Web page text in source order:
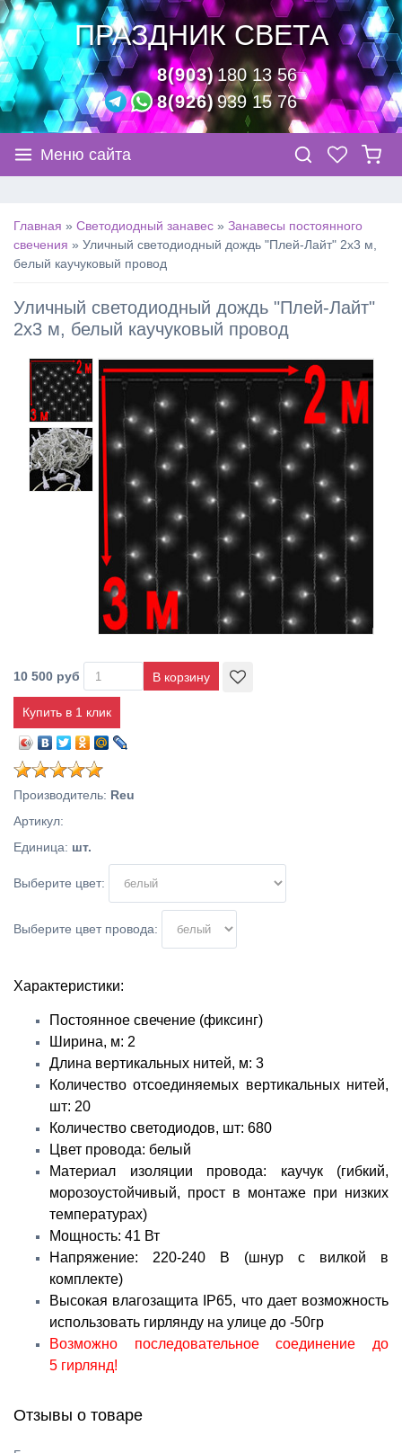
ПРАЗДНИК СВЕТА
8(903)180 13 56
8(926)939 15 76
Меню сайта
Главная » Светодиодный занавес » Занавесы постоянного
свечения » Уличный светодиодный дождь "Плей-Лайт" 2х3 м,
белый каучуковый провод
Уличный светодиодный дождь "Плей-Лайт"
2х3 м, белый каучуковый провод
10 500 руб
Купить в 1 клик
Производитель: Reu
Артикул:
Единица: шт.
Выберите цвет:
Выберите цвет провода:
Характеристики:
Постоянное свечение (фиксинг)
Ширина, м: 2
Длина вертикальных нитей, м: 3
Количество отсоединяемых вертикальных нитей,
шт: 20
Количество светодиодов, шт: 680
Цвет провода: белый
Материал изоляции провода: каучук (гибкий,
морозоустойчивый, прост в монтаже при низких
температурах)
Мощность: 41 Вт
Напряжение: 220-240 В (шнур с вилкой в
комплекте)
Высокая влагозащита IP65, что дает возможность
использовать гирлянду на улице до -50гр
Возможно последовательное соединение до
5 гирлянд!
Отзывы о товаре